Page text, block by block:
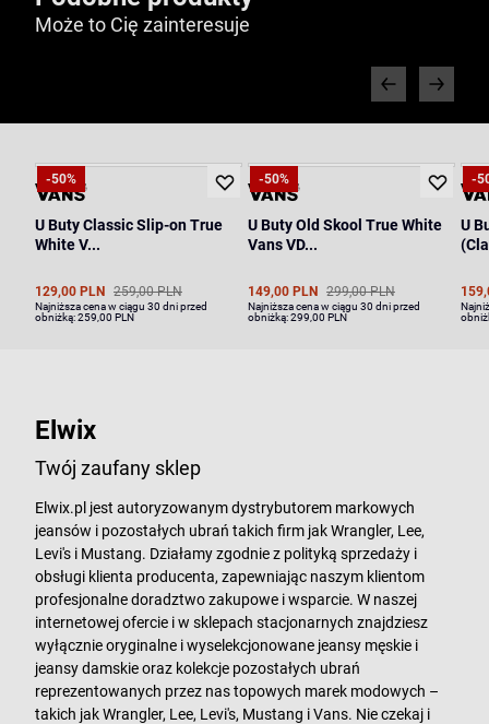
Może to Cię zainteresuje
-50%
U Buty Classic Slip-on True
White V...
129,00 PLN 259,00 PLN
Najniższa cena w ciągu 30 dni przed
obniżką:259,00 PLN
-50%
U Buty Old Skool True White
Vans VD...
149,00 PLN 299,00 PLN
Najniższa cena w ciągu 30 dni przed
obniżką:299,00 PLN
-
U
Elwix
Twój zaufany sklep
Elwix.pl jest autoryzowanym dystrybutorem markowych
jeansów i pozostałych ubrań takich firm jak Wrangler, Lee,
Levi's i Mustang. Działamy zgodnie z polityką sprzedaży i
obsługi klienta producenta, zapewniając naszym klientom
profesjonalne doradztwo zakupowe i wsparcie. W naszej
internetowej ofercie i w sklepach stacjonarnych znajdziesz
wyłącznie oryginalne i wyselekcjonowane jeansy męskie i
jeansy damskie oraz kolekcje pozostałych ubrań
reprezentowanych przez nas topowych marek modowych –
takich jak Wrangler, Lee, Levi's, Mustang i Vans. Nie czekaj i